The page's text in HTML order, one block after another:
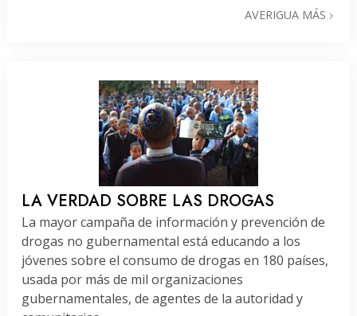
AVERIGUA MÁS
LA VERDAD SOBRE LAS DROGAS
La mayor campaña de información y prevención de
drogas no gubernamental está educando a los
jóvenes sobre el consumo de drogas en 180 países,
usada por más de mil organizaciones
gubernamentales, de agentes de la autoridad y